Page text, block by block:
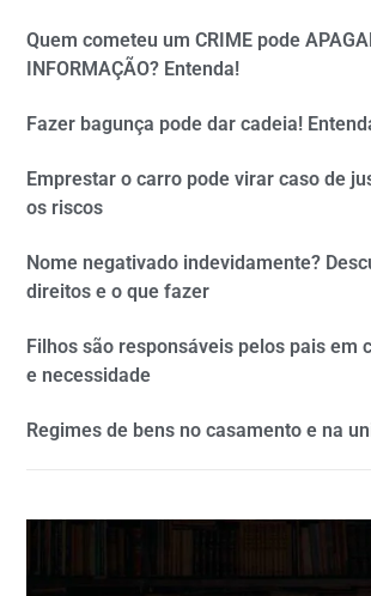
Quem cometeu um CRIME pode
INFORMAÇÃO? Entenda!
Fazer bagunça pode dar cadeia!
Emprestar o carro pode virar caso de
os riscos
Nome negativado indevidamente?
direitos e o que fazer
Filhos são responsáveis pelos pais em
e necessidade
Regimes de bens no casamento e na